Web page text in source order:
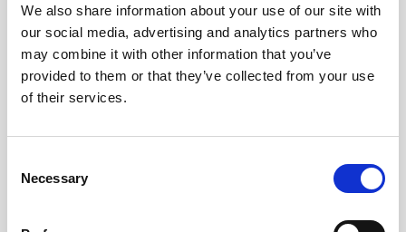
We also share information about your use of our site with
our social media, advertising and analytics partners who
may combine it with other information that you’ve
provided to them or that they’ve collected from your use
of their services.
Selection
Necessary
Marina Bar